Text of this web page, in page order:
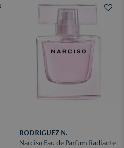
RODRIGUEZ N.
Narciso Eau de Parfum Radiante